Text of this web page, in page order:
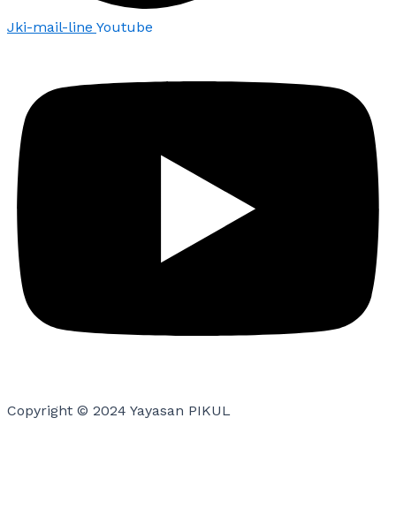
Jki-mail-line Youtube
Copyright © 2024 Yayasan PIKUL